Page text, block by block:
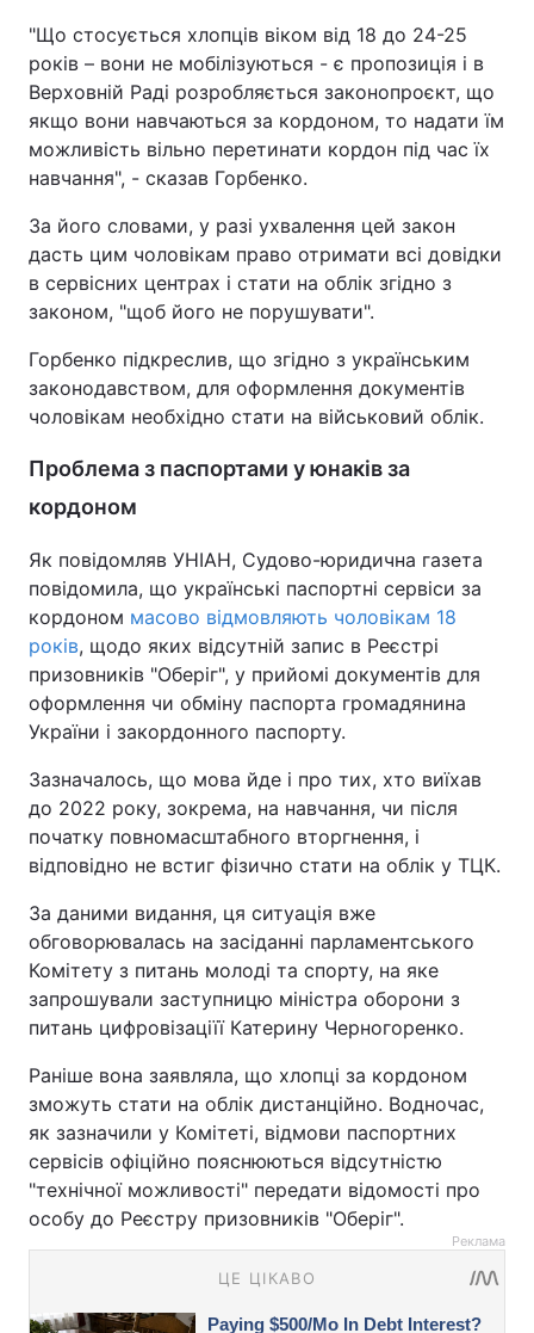
"Що стосується хлопців віком від 18 до 24-25
років – вони не мобілізуються - є пропозиція і в
Верховній Раді розробляється законопроєкт, що
якщо вони навчаються за кордоном, то надати їм
можливість вільно перетинати кордон під час їх
навчання", - сказав Горбенко.
За його словами, у разі ухвалення цей закон
дасть цим чоловікам право отримати всі довідки
в сервісних центрах і стати на облік згідно з
законом, "щоб його не порушувати".
Горбенко підкреслив, що згідно з українським
законодавством, для оформлення документів
чоловікам необхідно стати на військовий облік.
Проблема з паспортами у юнаків за
кордоном
Як повідомляв УНІАН, Судово-юридична газета
повідомила, що українські паспортні сервіси за
кордоном масово відмовляють чоловікам 18
років, щодо яких відсутній запис в Реєстрі
призовників "Оберіг", у прийомі документів для
оформлення чи обміну паспорта громадянина
України і закордонного паспорту.
Зазначалось, що мова йде і про тих, хто виїхав
до 2022 року, зокрема, на навчання, чи після
початку повномасштабного вторгнення, і
відповідно не встиг фізично стати на облік у ТЦК.
За даними видання, ця ситуація вже
обговорювалась на засіданні парламентського
Комітету з питань молоді та спорту, на яке
запрошували заступницю міністра оборони з
питань цифровізаціїї Катерину Черногоренко.
Раніше вона заявляла, що хлопці за кордоном
зможуть стати на облік дистанційно. Водночас,
як зазначили у Комітеті, відмови паспортних
сервісів офіційно пояснюються відсутністю
"технічної можливості" передати відомості про
особу до Реєстру призовників "Оберіг".
Реклама